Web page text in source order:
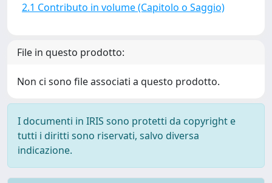
2.1 Contributo in volume (Capitolo o Saggio)
File in questo prodotto:
Non ci sono file associati a questo prodotto.
I documenti in IRIS sono protetti da copyright e
tutti i diritti sono riservati, salvo diversa
indicazione.